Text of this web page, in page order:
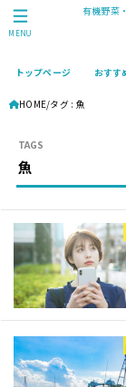
有機野菜
トップページ おすす
MENU
HOME タグ : 魚
魚